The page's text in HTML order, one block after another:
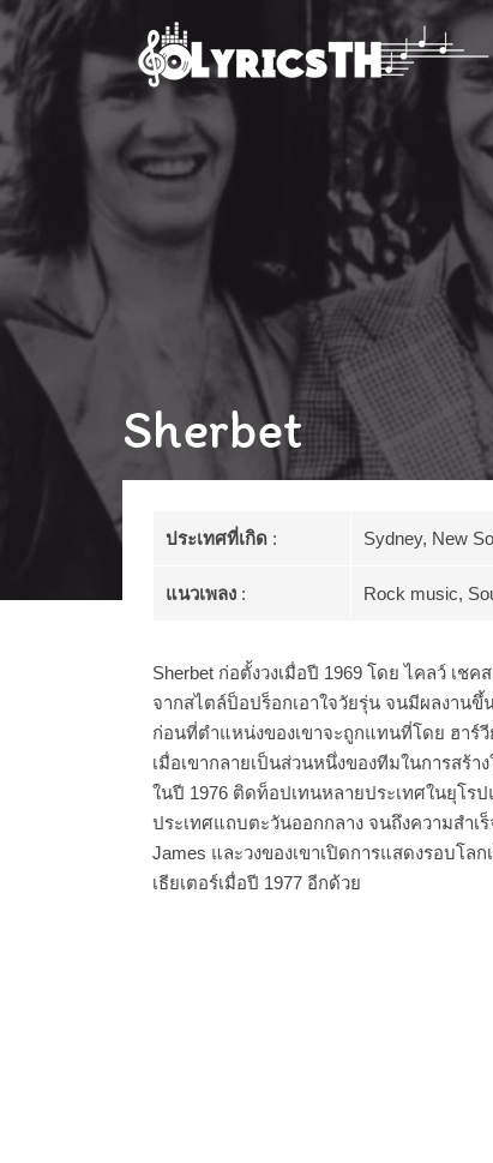
Sherbet
ประเทศที่เกิด : Sydney, New
แนวเพลง : Rock music,
Sherbet ก่อตั้งวงเมื่อปี 1969 โดย ไคลว์ เช
จากสไตล์ป็อปร็อกเอาใจวัยรุ่น จนมีผลงานขึ้
ก่อนที่ตำแหน่งของเขาจะถูกแทนที่โดย ฮาร์วี
เมื่อเขากลายเป็นส่วนหนึ่งของทีมในการสร้า
ในปี 1976 ติดท็อปเทนหลายประเทศในยุโร
ประเทศแถบตะวันออกกลาง จนถึงความสำ
James และวงของเขาเปิดการแสดงรอบโล
เธียเตอร์เมื่อปี 1977 อีกด้วย